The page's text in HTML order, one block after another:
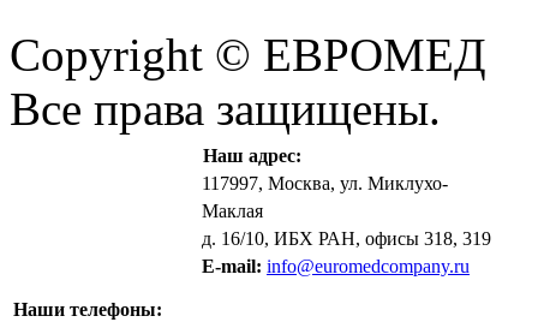
Copyright © ЕВРОМЕД
Все права защищены.
Наш адрес:
117997, Москва, ул. Миклухо-
Маклая
д. 16/10, ИБХ РАН, офисы 318, 319
E-mail: info@euromedcompany.ru
Наши телефоны: